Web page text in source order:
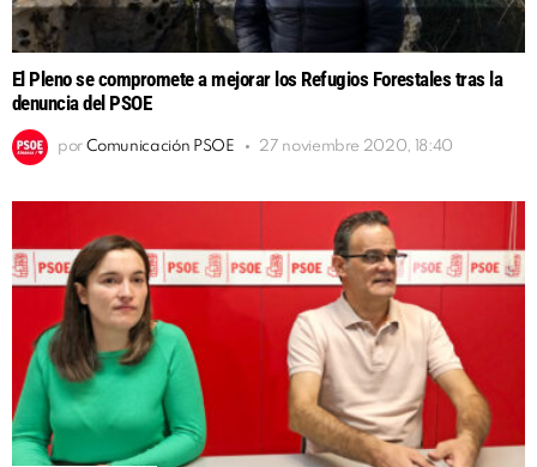
El Pleno se compromete a mejorar los Refugios Forestales tras la
denuncia del PSOE
por Comunicación PSOE 27 noviembre 2020, 18:40